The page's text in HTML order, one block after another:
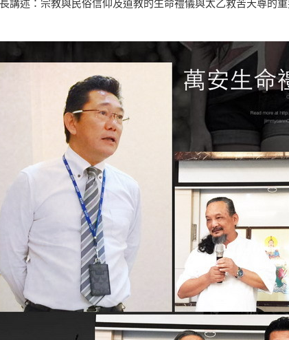
講述：宗教與民俗信仰及道教的生命禮儀與太乙救苦天尊的